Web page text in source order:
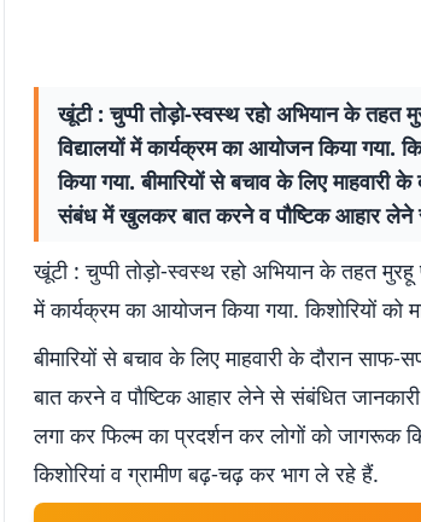
खूंटी : चुप्पी तोड़ो-स्वस्थ रहो अभियान के
विद्यालयों में कार्यक्रम का आयोजन किया गया.
किया गया. बीमारियों से बचाव के लिए
संबंध में खुलकर बात करने व पौष्टिक आहार
खूंटी : चुप्पी तोड़ो-स्वस्थ रहो अभियान के तहत
में कार्यक्रम का आयोजन किया गया. किशोरियों को
बीमारियों से बचाव के लिए माहवारी के दौरान
बात करने व पौष्टिक आहार लेने से संबंधित जानकारी
लगा कर फिल्म का प्रदर्शन कर लोगों को जागरूक
किशोरियां व ग्रामीण बढ़-चढ़ कर भाग ले रहे हैं.